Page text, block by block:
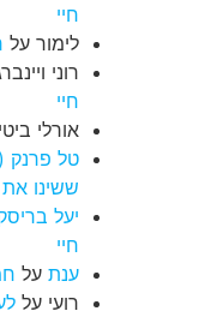
חיי
לימור על
רוני
חיי
אורלי ביטי
טל פרנק
ששינו את
יעל
חיי
ענת על
רועי על